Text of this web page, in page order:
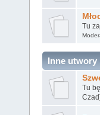
Tu
Inne utwory
Tu